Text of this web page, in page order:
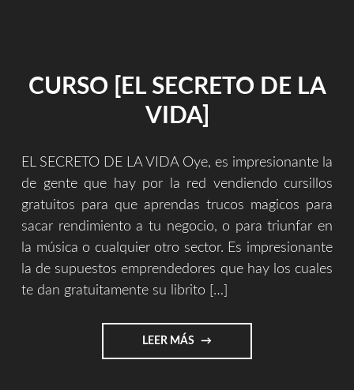
POR
PARDO
CURSO [EL SECRETO DE LA
VIDA]
EL SECRETO DE LA VIDA Oye, es impresionante la
de gente que hay por la red vendiendo cursillos
gratuitos para que aprendas trucos magicos para
sacar rendimiento a tu negocio, o para triunfar en
la música o cualquier otro sector. Es impresionante
la de supuestos emprendedores que hay los cuales
te dan gratuitamente su librito […]
LEER MÁS "CURSO
[EL